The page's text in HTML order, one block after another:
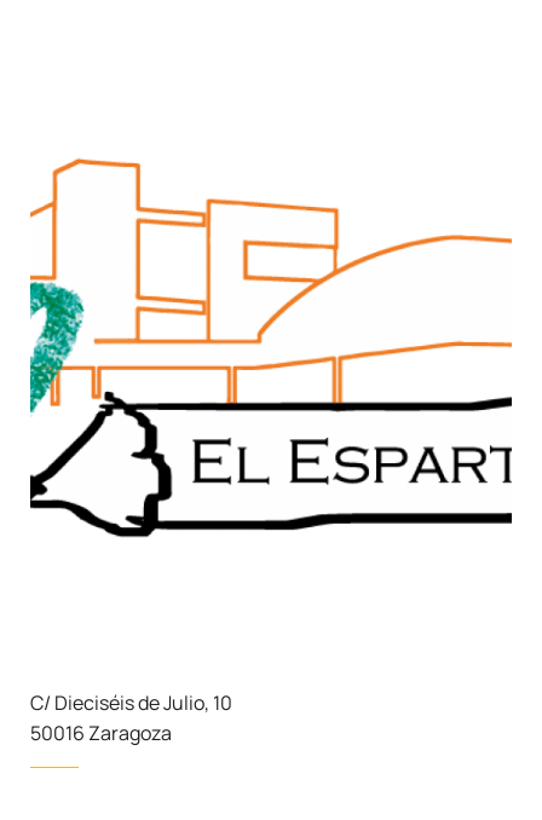
C/ Dieciséis de Julio, 10
50016 Zaragoza